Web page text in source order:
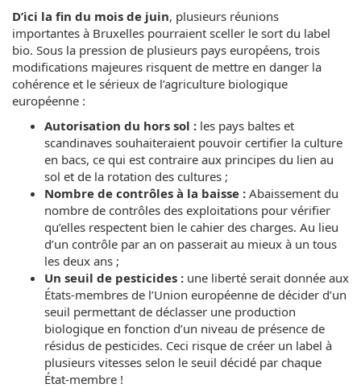
D’ici la fin du mois de juin, plusieurs réunions
importantes à Bruxelles pourraient sceller le sort du label
bio. Sous la pression de plusieurs pays européens, trois
modifications majeures risquent de mettre en danger la
cohérence et le sérieux de l’agriculture biologique
européenne :
Autorisation du hors sol : les pays baltes et
scandinaves souhaiteraient pouvoir certifier la culture
en bacs, ce qui est contraire aux principes du lien au
sol et de la rotation des cultures ;
Nombre de contrôles à la baisse : Abaissement du
nombre de contrôles des exploitations pour vérifier
qu’elles respectent bien le cahier des charges. Au lieu
d’un contrôle par an on passerait au mieux à un tous
les deux ans ;
Un seuil de pesticides : une liberté serait donnée aux
États-membres de l’Union européenne de décider d’un
seuil permettant de déclasser une production
biologique en fonction d’un niveau de présence de
résidus de pesticides. Ceci risque de créer un label à
plusieurs vitesses selon le seuil décidé par chaque
État-membre !